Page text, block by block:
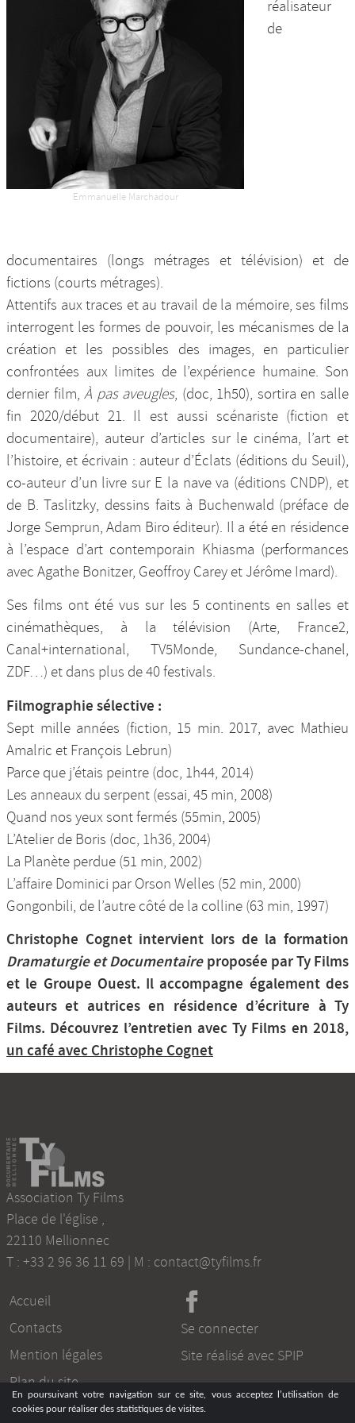
En poursuivant votre navigation sur ce site, vous acceptez l’utilisation de
cookies pour réaliser des statistiques de visites.
Nos productions et +
Emmanuelle Marchadour
réalisateur
de
documentaires (longs métrages et télévision) et de
fictions (courts métrages).
Attentifs aux traces et au travail de la mémoire, ses films
interrogent les formes de pouvoir, les mécanismes de la
création et les possibles des images, en particulier
confrontées aux limites de l’expérience humaine. Son
dernier film,À pas aveugles, (doc, 1h50), sortira en salle
fin 2020/début 21. Il est aussi scénariste (fiction et
documentaire), auteur d’articles sur le cinéma, l’art et
l’histoire, et écrivain : auteur d’Éclats (éditions du Seuil),
co-auteur d’un livre sur E la nave va (éditions CNDP), et
de B. Taslitzky, dessins faits à Buchenwald (préface de
Jorge Semprun, Adam Biro éditeur). Il a été en résidence
à l’espace d’art contemporain Khiasma (performances
avec Agathe Bonitzer, Geoffroy Carey et Jérôme Imard).
Ses films ont été vus sur les 5 continents en salles et
cinémathèques, à la télévision (Arte, France2,
Canal+international, TV5Monde, Sundance-chanel,
ZDF…) et dans plus de 40 festivals.
Filmographie sélective :
Sept mille années (fiction, 15 min. 2017, avec Mathieu
Amalric et François Lebrun)
Parce que j’étais peintre (doc, 1h44, 2014)
Les anneaux du serpent (essai, 45 min, 2008)
Quand nos yeux sont fermés (55min, 2005)
L’Atelier de Boris (doc, 1h36, 2004)
La Planète perdue (51 min, 2002)
L’affaire Dominici par Orson Welles (52 min, 2000)
Gongonbili, de l’autre côté de la colline (63 min, 1997)
Christophe Cognet intervient lors de la formation
Dramaturgie et Documentaire proposée par Ty Films
et le Groupe Ouest. Il accompagne également des
auteurs et autrices en résidence d’écriture à Ty
Films. Découvrez l’entretien avec Ty Films en 2018,
un café avec Christophe Cognet
Association Ty Films
Place de l'église ,
22110 Mellionnec
T : +33 2 96 36 11 69 | M : contact@tyfilms.fr
Accueil
Contacts
Mention légales
Plan du site
Se connecter
Site réalisé avec SPIP